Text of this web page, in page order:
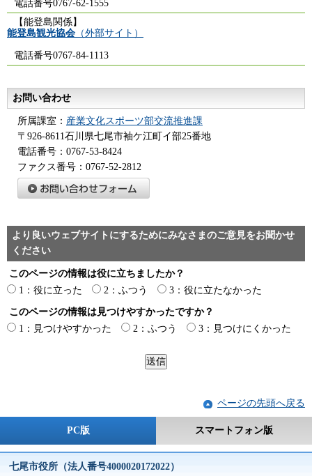
電話番号0767-62-1555
【能登島関係】
能登島観光協会 （外部サイト）
電話番号0767-84-1113
お問い合わせ
所属課室： 産業文化スポーツ部交流推進課
〒926-8611石川県七尾市袖ケ江町イ部25番地
電話番号：0767-53-8424
ファクス番号：0767-52-2812
より良いウェブサイトにするためにみなさまのご意見をお聞かせ
ください
このページの情報は役に立ちましたか？
1：役に立った
2：ふつう 3：役に立たなかった
このページの情報は見つけやすかったですか？
1：見つけやすかった
2：ふつう 3：見つけにくかった
ページの先頭へ戻る
PC版 スマートフォン版
七尾市役所（法人番号4000020172022）